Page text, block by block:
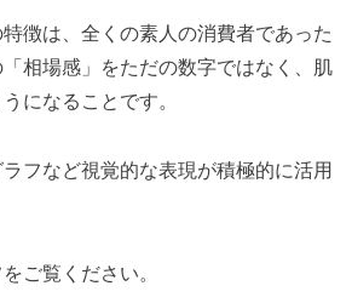
徴は、全くの素人の消費者であった
相場感」をただの数字ではなく、肌
になることです。
フなど視覚的な表現が積極的に活用
ご覧ください。